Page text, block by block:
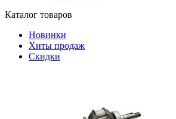
Каталог товаров
Новинки
Хиты продаж
Скидки